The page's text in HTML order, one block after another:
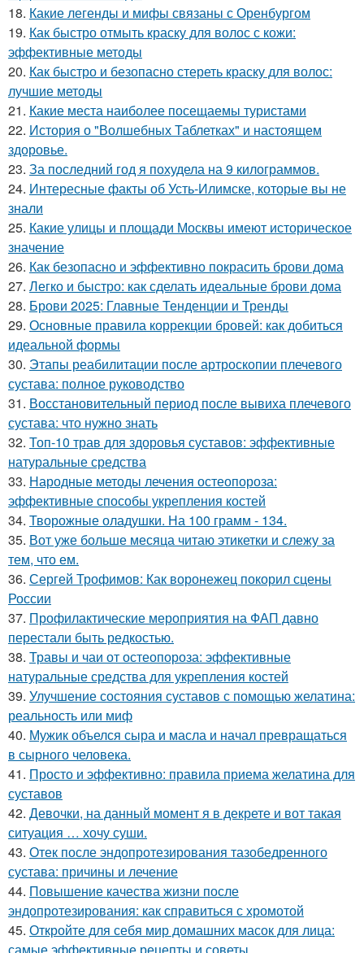
18. Какие легенды и мифы связаны с Оренбургом
19. Как быстро отмыть краску для волос с кожи:
эффективные методы
20. Как быстро и безопасно стереть краску для волос:
лучшие методы
21. Какие места наиболее посещаемы туристами
22. История о "Волшебных Таблетках" и настоящем
здоровье.
23. За последний год я похудела на 9 килограммов.
24. Интересные факты об Усть-Илимске, которые вы не
знали
25. Какие улицы и площади Москвы имеют историческое
значение
26. Как безопасно и эффективно покрасить брови дома
27. Легко и быстро: как сделать идеальные брови дома
28. Брови 2025: Главные Тенденции и Тренды
29. Основные правила коррекции бровей: как добиться
идеальной формы
30. Этапы реабилитации после артроскопии плечевого
сустава: полное руководство
31. Восстановительный период после вывиха плечевого
сустава: что нужно знать
32. Топ-10 трав для здоровья суставов: эффективные
натуральные средства
33. Народные методы лечения остеопороза:
эффективные способы укрепления костей
34. Творожные оладушки. На 100 грамм - 134.
35. Вот уже больше месяца читаю этикетки и слежу за
тем, что ем.
36. Сергей Трофимов: Как воронежец покорил сцены
России
37. Профилактические мероприятия на ФАП давно
перестали быть редкостью.
38. Травы и чаи от остеопороза: эффективные
натуральные средства для укрепления костей
39. Улучшение состояния суставов с помощью желатина:
реальность или миф
40. Мужик объелся сыра и масла и начал превращаться
в сырного человека.
41. Просто и эффективно: правила приема желатина для
суставов
42. Девочки, на данный момент я в декрете и вот такая
ситуация … хочу суши.
43. Отек после эндопротезирования тазобедренного
сустава: причины и лечение
44. Повышение качества жизни после
эндопротезирования: как справиться с хромотой
45. Откройте для себя мир домашних масок для лица:
самые эффективные рецепты и советы